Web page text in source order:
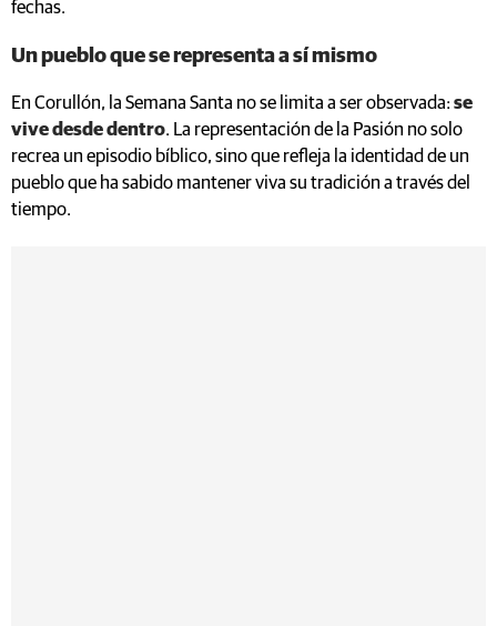
fechas.
Un pueblo que se representa a sí mismo
En Corullón, la Semana Santa no se limita a ser observada: se
vive desde dentro. La representación de la Pasión no solo
recrea un episodio bíblico, sino que refleja la identidad de un
pueblo que ha sabido mantener viva su tradición a través del
tiempo.